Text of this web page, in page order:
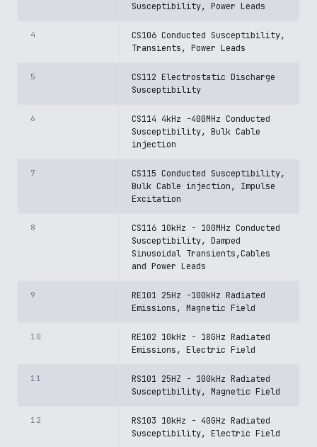
Susceptibility, Power Leads
4
CS106 Conducted Susceptibility,
Transients, Power Leads
5
CS112 Electrostatic Discharge
Susceptibility
6
CS114 4kHz -400MHz Conducted
Susceptibility, Bulk Cable
injection
7
CS115 Conducted Susceptibility,
Bulk Cable injection, Impulse
Excitation
8
CS116 10kHz - 100MHz Conducted
Susceptibility, Damped
Sinusoidal Transients,Cables
and Power Leads
9
RE101 25Hz -100kHz Radiated
Emissions, Magnetic Field
10
RE102 10kHz - 18GHz Radiated
Emissions, Electric Field
11
RS101 25HZ - 100kHz Radiated
Susceptibility, Magnetic Field
12
RS103 10kHz - 40GHz Radiated
Susceptibility, Electric Field